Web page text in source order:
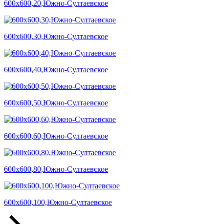
600х600,20,Южно-Султаевское
600х600,30,Южно-Султаевское
600х600,40,Южно-Султаевское
600х600,50,Южно-Султаевское
600х600,60,Южно-Султаевское
600х600,80,Южно-Султаевское
600х600,100,Южно-Султаевское